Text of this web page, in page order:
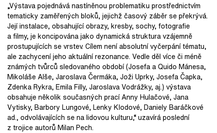
„Výstava pojednává nastíněnou problematiku prostřednictvím
tematicky zaměřených bloků, jejichž časový záběr se překrývá.
Její instalace, obsahující obrazy, kresby, sochy, fotografie
a filmy, je koncipována jako dynamická struktura vzájemně
prostupujících se vrstev. Cílem není absolutní vyčerpání tématu,
ale zachycení jeho aktuální rezonance. Vedle děl více či méně
známých tvůrců sledovaného období (Josefa a Quido Mánesa,
Mikoláše Alše, Jaroslava Čermáka, Joži Uprky, Josefa Čapka,
Zdenka Rykra, Emila Filly, Jaroslava Vodrážky, aj.) výstava
obsahuje několik současných prací Anny Hulačové, Jana
Vytisky, Barbory Lungové, Lenky Klodové, Daniely Baráčkové
ad., odvolávajících se na lidovou kulturu,“ uzavírá poslední
z trojice autorů Milan Pech.